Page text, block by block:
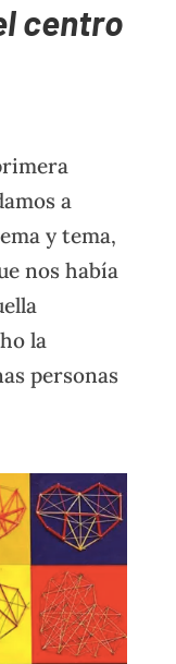
centro
a
y tema,
nos había
la
personas